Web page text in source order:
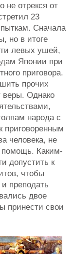
не отрекся от
23
Сначала
но в итоге
левых ушей,
Японии при
приговора.
прочих
веры. Однако
народа с
приговоренным
человека, не
Каким-
допустить к
чтобы
преподать
двое
принести свои